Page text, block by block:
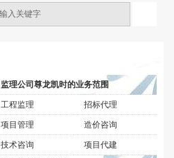
监理公司尊龙凯时的业务范围
工程监理 招标代理
项目管理 造价咨询
技术咨询 项目代建